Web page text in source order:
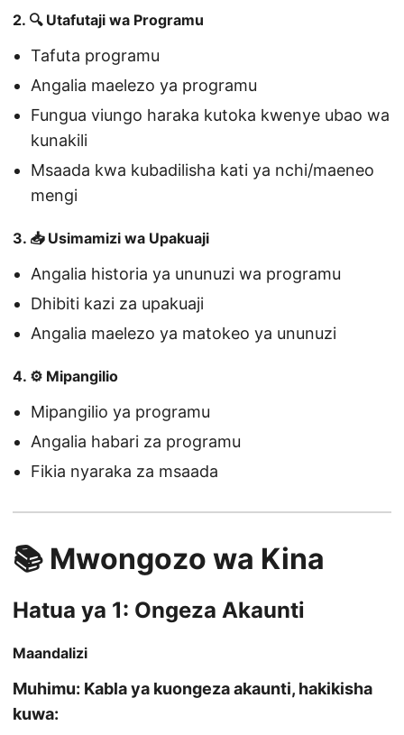
2. 🔍 Utafutaji wa Programu
Tafuta programu
Angalia maelezo ya programu
Fungua viungo haraka kutoka kwenye ubao wa
kunakili
Msaada kwa kubadilisha kati ya nchi/maeneo
mengi
3. 📥 Usimamizi wa Upakuaji
Angalia historia ya ununuzi wa programu
Dhibiti kazi za upakuaji
Angalia maelezo ya matokeo ya ununuzi
4. ⚙️ Mipangilio
Mipangilio ya programu
Angalia habari za programu
Fikia nyaraka za msaada
📚 Mwongozo wa Kina
Hatua ya 1: Ongeza Akaunti
Maandalizi
Muhimu: Kabla ya kuongeza akaunti, hakikisha
kuwa: